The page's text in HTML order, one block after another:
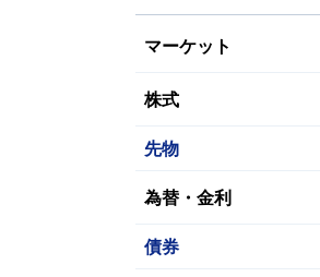
マーケット
株式
先物
為替・金利
債券